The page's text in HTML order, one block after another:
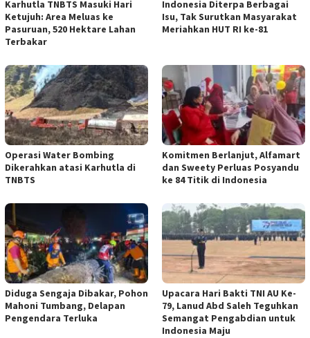
Karhutla TNBTS Masuki Hari
Ketujuh: Area Meluas ke
Pasuruan, 520 Hektare Lahan
Terbakar
Indonesia Diterpa Berbagai
Isu, Tak Surutkan Masyarakat
Meriahkan HUT RI ke-81
Operasi Water Bombing
Dikerahkan atasi Karhutla di
TNBTS
Komitmen Berlanjut, Alfamart
dan Sweety Perluas Posyandu
ke 84 Titik di Indonesia
Diduga Sengaja Dibakar, Pohon
Mahoni Tumbang, Delapan
Pengendara Terluka
Upacara Hari Bakti TNI AU Ke-
79, Lanud Abd Saleh Teguhkan
Semangat Pengabdian untuk
Indonesia Maju